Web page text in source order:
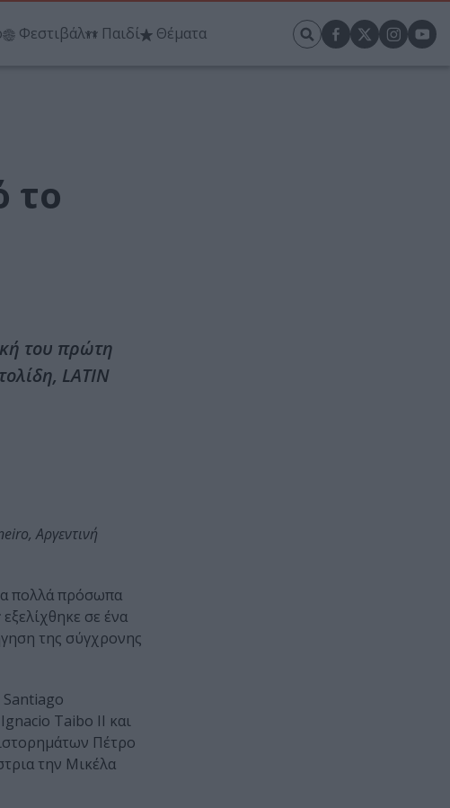
Φεστιβάλ Παιδί Θέματα
το
του πρώτη
LATIN
Αργεντινή
πολλά πρόσωπα
εξελίχθηκε σε ένα
της σύγχρονης
Santiago
Taibo II και
Πέτρο
την Μικέλα